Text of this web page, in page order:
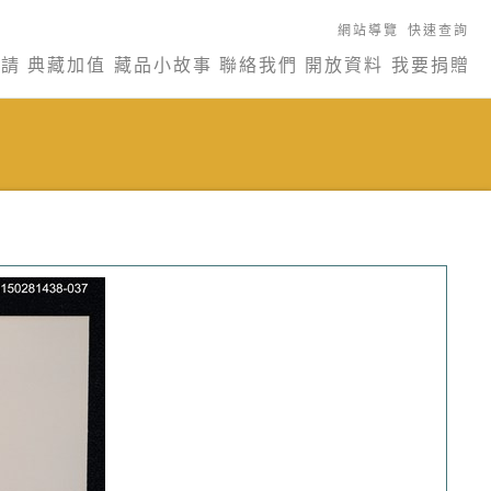
網站導覽 快速查詢
典藏加值 藏品小故事 聯絡我們 開放資料 我要捐贈